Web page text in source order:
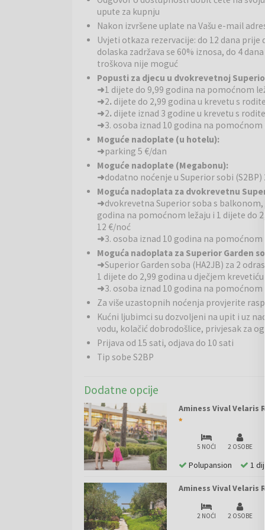
Restorani i barovi:Restoran Oliveto, u samom
domaćih i međunarodnih specijaliteta. Na zelenoj
bar nastavlja se na prostranu terasu s pogledom
idealno mjesto za kratki predah, druženje s obitelji
Uživajte u mirisima mediteranskog bilja, pogledu
je tik uz plažu. Savršen je za uživanje u zalascima
Plaže i bazeni:Ispod Aminess Vival Velaris
more. S lijeve i desne strane protežu se prirodne
prostrani vanjski bazen s morskom vodom za
Uživajte.
Aminess zabava:Zahvaljujući bogatoj ponudi
idealan je za aktivan odmor. Sve je bolje kad dan
Resortu pruža vam priliku da svaki dan doživite
Sportske aktivnosti:Aminess Vival Velaris
doručka, a zatim krenite u školu ronjenja. Svaki
plažu, prvo će vam trebati ležaljka i suncobran, a
U blizini Aminess Vival Velaris Resorta nalaze se
dovoljno. Početnici mogu unajmiti svu opremu i
skrivenih uvala, konoba i vidikovaca. Biciklistička
morate biti barem malo u formi, jer su usponi
Brač, poznat po plaži Zlatni rat i stoljetnoj tradiciji
opuštanja. Istražite slikovita sela, popnite se na
specijaliteta. Od vožnje biciklom kroz vinograde
dalmatinsko iskustvo.
upute za kupnju
Nakon izvršene uplate na Vašu e-mail
Uvjeti otkaza rezervacije: do 12 dana prije
dolaska zadržava se 60% iznosa, do 4
troškova nije moguć
Popusti za djecu u dvokrevetnoj
➜1 dijete do 9,99 godina na pomoćnom
➜2. dijete do 2,99 godina u krevetu s
➜2. dijete iznad 3 godine u krevetu s
➜3. osoba iznad 10 godina na
Moguće nadoplate (u hotelu):
➜parking 5 €/dan
Moguće nadoplate (Megabonu):
➜dodatno noćenje u Superior sobi (S2BP)
Moguća nadoplata za dvokrevetnu
➜dvokrevetna Superior soba s balkonom,
godina na pomoćnom ležaju i 1 dijete do
12 €/noć
➜3. osoba iznad 10 godina na pomoćnom
Moguća nadoplata za Superior Garden
➜Superior Garden soba (HA2JB) za 2
1 dijete do 2,99 godina u dječjem
➜3. osoba iznad 10 godina na
Za više uzastopnih noćenja provjerite
Kućni ljubimci su dozvoljeni na upit i uz
vodu, kolačić dobrodošlice, privjesak za
Prijava od 15 sati, odjava do 10 sati
Tip sobe S2BP
Dodatne opcije
Aminess Vival Velaris
5 NOĆI 2 OSOBE
Polupansion 1
Aminess Vival Velaris
2 NOĆI 2 OSOBE